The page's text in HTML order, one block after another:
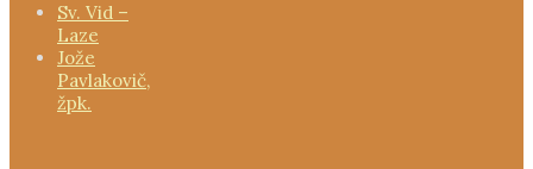
Sv. Vid –
Laze
Jože
Pavlakovič,
žpk.